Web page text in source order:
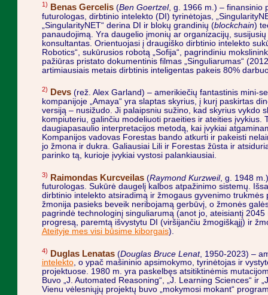
1) Benas Gercelis(Ben Goertzel, g. 1966 m.) – finansinio
futurologas, dirbtinio intelekto (DI) tyrinėtojas,
„SingularityNET“ derina DI ir blokų grandinių (blockchain)
panaudojimą. Yra daugelio įmonių ar organizacijų,
konsultantas. Orientuojasi į draugiško dirbtinio intelekto
Robotics“, sukūrusios robotą „Sofija“, pagrindiniu
pažiūras pristato dokumentinis filmas „Singuliarumas“
artimiausiais metais dirbtinis inteligentas pakeis 80%
2) Devs(rež. Alex Garland) – amerikiečių fantastinis mini-
kompanijoje „Amaya“ yra slaptas skyrius, į kurį paskirtas
versiją – nusižudo. Ji palaipsniu sužino, kad skyrius vykdo
kompiuteriu, galinčiu modeliuoti praeities ir ateities įvykius.
daugiapasaulio interpretacijos metodą, kai įvykiai
Kompanijos vadovas Forestas bando atkurti ir pakeisti
jo žmona ir dukra. Galiausiai Lili ir Forestas žūsta ir
parinko tą, kurioje įvykiai vystosi palankiausiai.
3) Raimondas Kurcveilas(Raymond Kurzweil, g. 1948
futurologas. Sukūrė daugelį kalbos atpažinimo sistemų.
dirbtinio intelekto atsiradimą ir žmogaus gyvenimo trukmės
žmonija pasieks beveik neribojamą gerbūvį, o žmonės
pagrindė technologinį singuliarumą (anot jo, ateisiantį
progresą, paremtą išvystytu DI (viršijančiu žmogiškąjį) ir
Ateityje mes visi būsime kiborgais).
4) Duglas Lenatas(Douglas Bruce Lenat, 1950-2023) –
intelekto, o ypač mašininio apsimokymo, tyrinėtojas ir
projektuose. 1980 m. yra paskelbęs atsitiktinėmis
Buvo „J. Automated Reasoning“, „J. Learning Sciences“ ir
Vienu vėlesniųjų projektų buvo „mokymosi mokant“